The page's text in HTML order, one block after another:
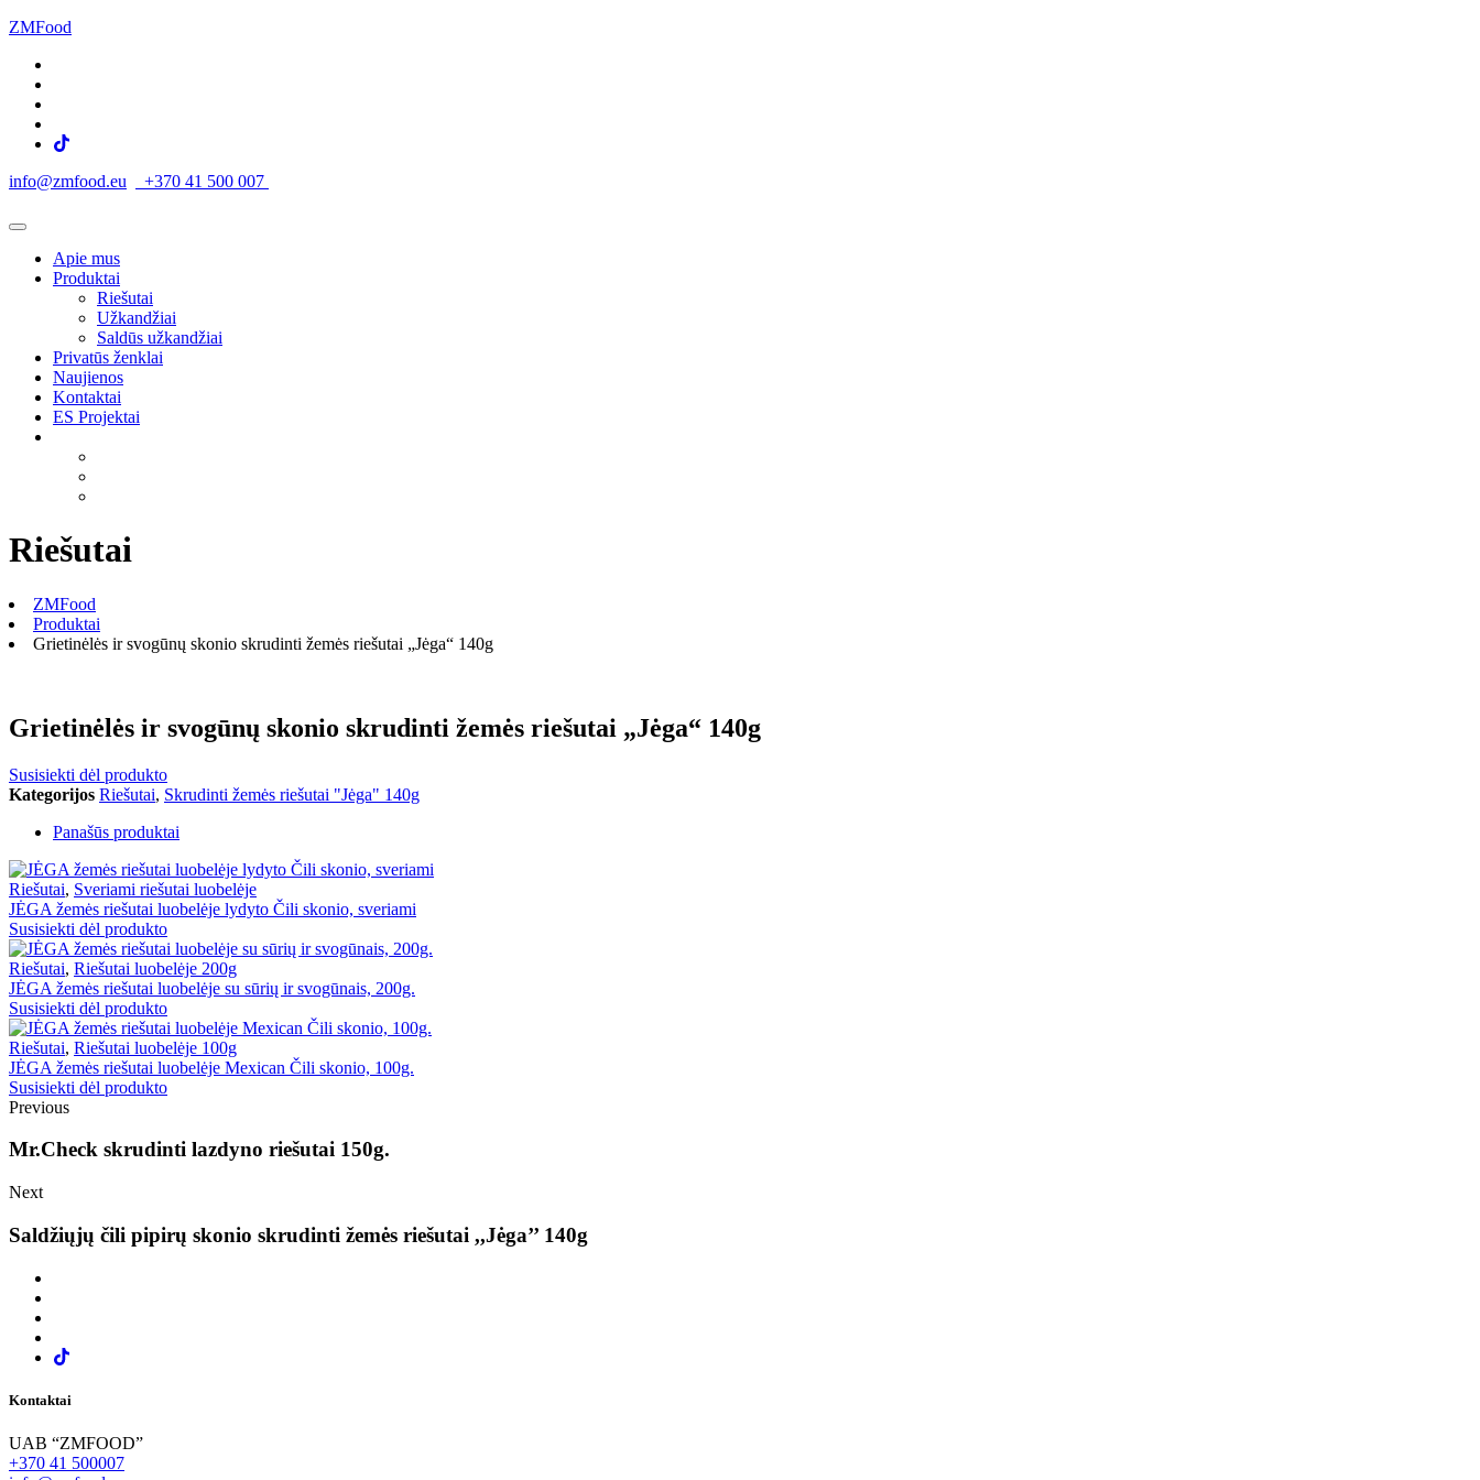
ZMFood
info@zmfood.eu +370 41 500 007
Apie mus
Produktai
Riešutai
Užkandžiai
Saldūs užkandžiai
Privatūs ženklai
Naujienos
Kontaktai
ES Projektai
Riešutai
ZMFood
Produktai
Grietinėlės ir svogūnų skonio skrudinti žemės riešutai „Jėga“ 140g
Grietinėlės ir svogūnų skonio skrudinti žemės riešutai „Jėga“ 140g
Susisiekti dėl produkto
Kategorijos Riešutai, Skrudinti žemės riešutai "Jėga" 140g
Panašūs produktai
Riešutai, Sveriami riešutai luobelėje
JĖGA žemės riešutai luobelėje lydyto Čili skonio, sveriami
Susisiekti dėl produkto
Riešutai, Riešutai luobelėje 200g
JĖGA žemės riešutai luobelėje su sūrių ir svogūnais, 200g.
Susisiekti dėl produkto
Riešutai, Riešutai luobelėje 100g
JĖGA žemės riešutai luobelėje Mexican Čili skonio, 100g.
Susisiekti dėl produkto
Previous
Mr.Check skrudinti lazdyno riešutai 150g.
Next
Saldžiųjų čili pipirų skonio skrudinti žemės riešutai ,,Jėga’’ 140g
Kontaktai
UAB “ZMFOOD”
+370 41 500007